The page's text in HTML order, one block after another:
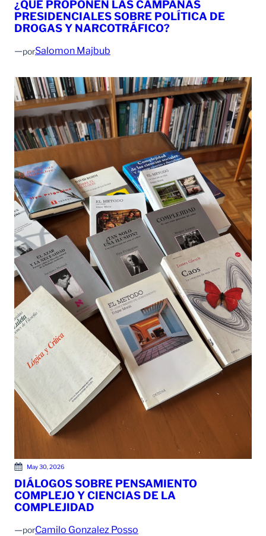
¿QUÉ PROPONEN LAS CAMPAÑAS
PRESIDENCIALES SOBRE POLÍTICA DE
DROGAS Y NARCOTRÁFICO?
—porSalomon Majbub
May 30, 2026
DIÁLOGOS SOBRE PENSAMIENTO
COMPLEJO Y CIENCIAS DE LA
COMPLEJIDAD
—porCamilo Gonzalez Posso